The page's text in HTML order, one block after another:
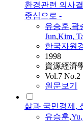
환경관련 의사
중심으로 -
유승훈,곽
Jun,Kim,
한국자원
1998
資源經濟
Vol.7 No.2
원문보기
삶과 국민경제,
유승훈,Yu,